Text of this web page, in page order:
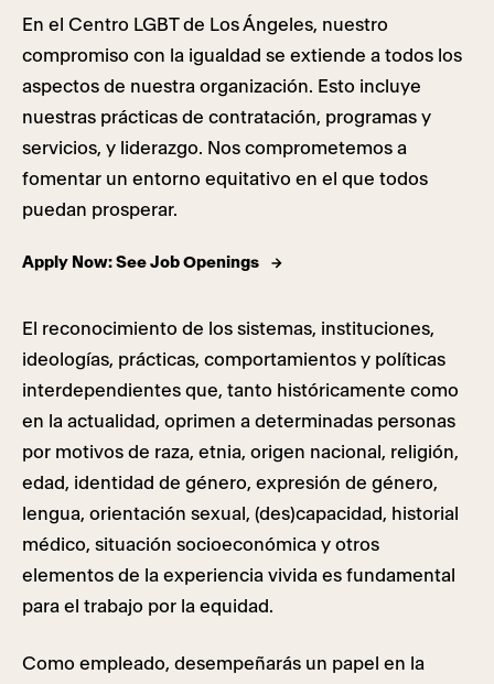
En el Centro LGBT de Los Ángeles, nuestro
compromiso con la igualdad se extiende a todos los
aspectos de nuestra organización. Esto incluye
nuestras prácticas de contratación, programas y
servicios, y liderazgo. Nos comprometemos a
fomentar un entorno equitativo en el que todos
puedan prosperar.
Apply Now: See Job Openings
El reconocimiento de los sistemas, instituciones,
ideologías, prácticas, comportamientos y políticas
interdependientes que, tanto históricamente como
en la actualidad, oprimen a determinadas personas
por motivos de raza, etnia, origen nacional, religión,
edad, identidad de género, expresión de género,
lengua, orientación sexual, (des)capacidad, historial
médico, situación socioeconómica y otros
elementos de la experiencia vivida es fundamental
para el trabajo por la equidad.
Como empleado, desempeñarás un papel en la